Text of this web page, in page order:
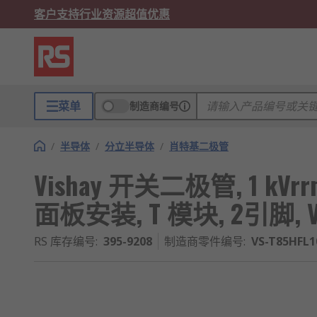
客户支持行业资源超值优惠
菜单 制造商编号
/ 半导体 / 分立半导体 / 肖特基二极管
Vishay 开关二极管, 1
面板安装, T 模块, 2引脚,
RS 库存编号: 395-9208 制造商零件编号: VS-